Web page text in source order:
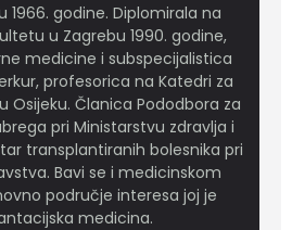
1966. godine. Diplomirala na
u Zagrebu 1990. godine,
medicine i subspecijalistica
profesorica na Katedri za
Osijeku. Članica Pododbora za
pri Ministarstvu zdravlja i
transplantiranih bolesnika pri
Bavi se i medicinskom
područje interesa joj je
medicina.